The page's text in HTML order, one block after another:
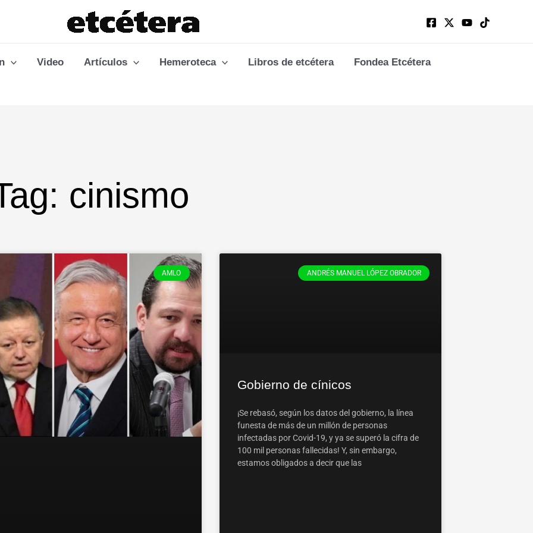
Video Artículos Hemeroteca Libros de etcétera Fondea Etcétera
cinismo
AMLO ANDRÉS MANUEL LÓPEZ OBRADOR
Gobierno de cínicos
¡Se rebasó, según los datos del gobierno, la línea
funesta de más de un millón de personas
infectadas por Covid-19, y ya se superó la cifra de
100 mil personas fallecidas! Y, sin embargo,
estamos obligados a decir que las